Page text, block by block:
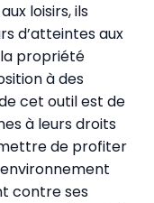
loisirs, ils
d’atteintes aux
propriété
à des
cet outil est de
à leurs droits
de profiter
contre ses